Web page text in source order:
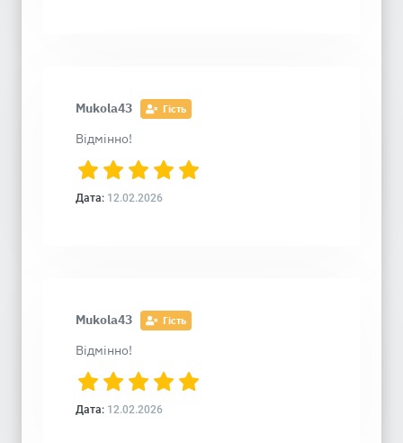
Mukola43 Гість
Відмінно!
Дата: 12.02.2026
Mukola43 Гість
Відмінно!
Дата: 12.02.2026